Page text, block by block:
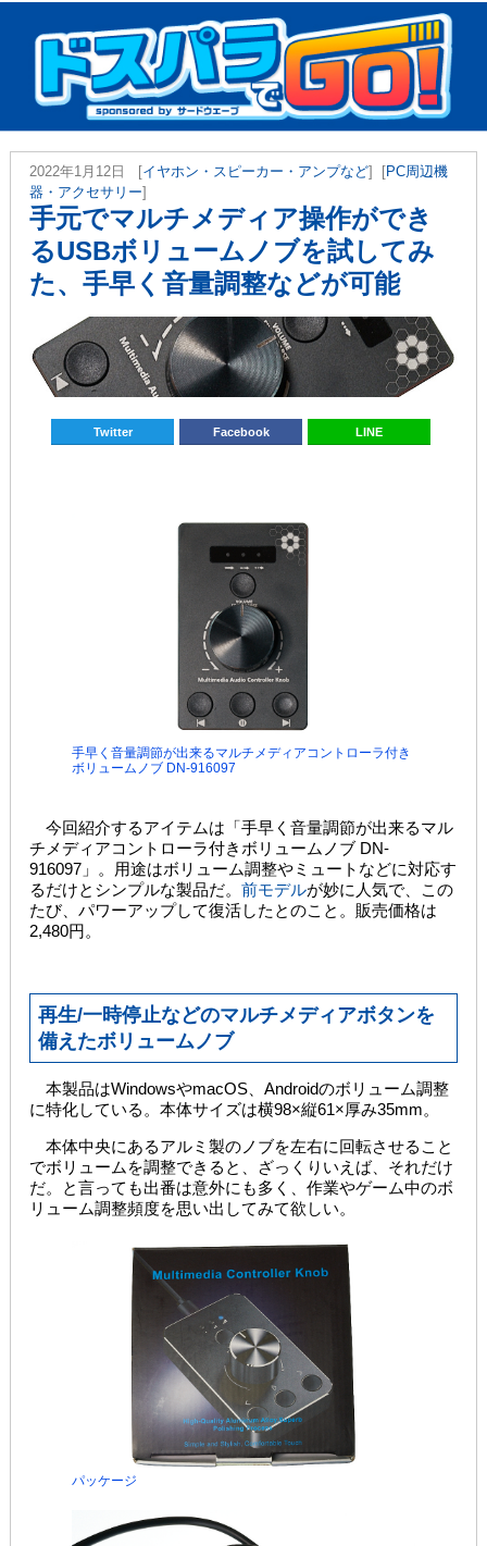
2022年1月12日 [イヤホン・スピーカー・アンプなど] [PC周辺機
器・アクセサリー]
手元でマルチメディア操作ができ
るUSBボリュームノブを試してみ
た、手早く音量調整などが可能
Twitter Facebook LINE
手早く音量調節が出来るマルチメディアコントローラ付き
ボリュームノブ DN-916097
今回紹介するアイテムは「手早く音量調節が出来るマル
チメディアコントローラ付きボリュームノブ DN-
916097」。用途はボリューム調整やミュートなどに対応す
るだけとシンプルな製品だ。前モデルが妙に人気で、この
たび、パワーアップして復活したとのこと。販売価格は
2,480円。
再生/一時停止などのマルチメディアボタンを
備えたボリュームノブ
本製品はWindowsやmacOS、Androidのボリューム調整
に特化している。本体サイズは横98×縦61×厚み35mm。
本体中央にあるアルミ製のノブを左右に回転させること
でボリュームを調整できると、ざっくりいえば、それだけ
だ。と言っても出番は意外にも多く、作業やゲーム中のボ
リューム調整頻度を思い出してみて欲しい。
パッケージ